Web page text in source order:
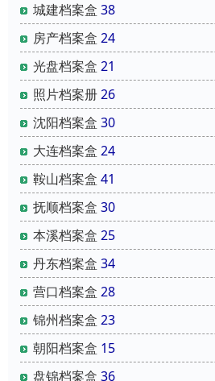
城建档案盒 38
房产档案盒 24
光盘档案盒 21
照片档案册26
沈阳档案盒 30
大连档案盒 24
鞍山档案盒 41
抚顺档案盒 30
本溪档案盒 25
丹东档案盒 34
营口档案盒 28
锦州档案盒 23
朝阳档案盒 15
盘锦档案盒 36